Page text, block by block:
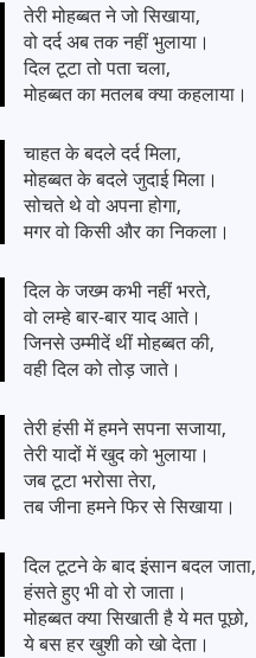
तेरी मोहब्बत ने जो सिखाया,
वो दर्द अब तक नहीं भुलाया।
दिल टूटा तो पता चला,
मोहब्बत का मतलब क्या कहलाया।
चाहत के बदले दर्द मिला,
मोहब्बत के बदले जुदाई मिला।
सोचते थे वो अपना होगा,
मगर वो किसी और का निकला।
दिल के जख्म कभी नहीं भरते,
वो लम्हे बार-बार याद आते।
जिनसे उम्मीदें थीं मोहब्बत की,
वही दिल को तोड़ जाते।
तेरी हंसी में हमने सपना सजाया,
तेरी यादों में खुद को भुलाया।
जब टूटा भरोसा तेरा,
तब जीना हमने फिर से सिखाया।
दिल टूटने के बाद इंसान बदल जाता,
हंसते हुए भी वो रो जाता।
मोहब्बत क्या सिखाती है ये मत पूछो,
ये बस हर खुशी को खो देता।